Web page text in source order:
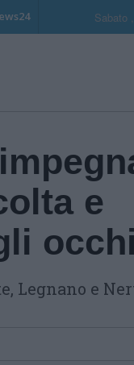
Sabato
e
Legnano e